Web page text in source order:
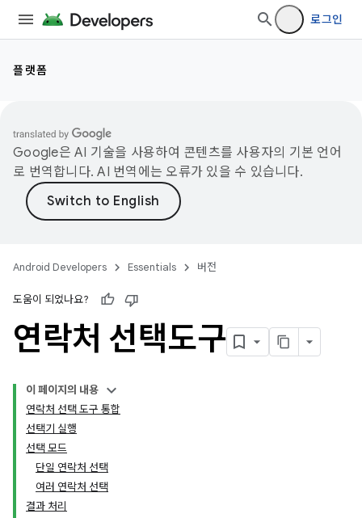
로그인
플랫폼
Google은 AI 기술을 사용하여 콘텐츠를 사용자의 기본 언어
로 번역합니다. AI 번역에는 오류가 있을 수 있습니다.
Android Developers Essentials 버전
도움이 되었나요?
연락처 선택도구
이 페이지의 내용
연락처 선택 도구 통합
선택기 실행
선택 모드
단일 연락처 선택
여러 연락처 선택
결과 처리